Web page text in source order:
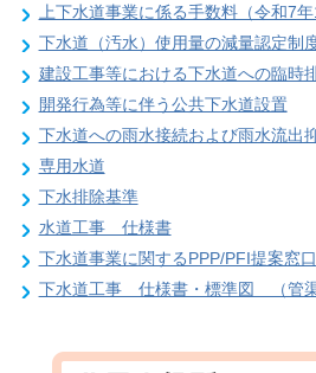
上下水道事業に係る手数料（令和7年
下水道（汚水）使用量の減量認定制
建設工事等における下水道への臨時
開発行為等に伴う公共下水道設置
下水道への雨水接続および雨水流出
専用水道
下水排除基準
水道工事 仕様書
下水道事業に関するPPP/PFI提案窓口
下水道工事 仕様書・標準図 （管渠